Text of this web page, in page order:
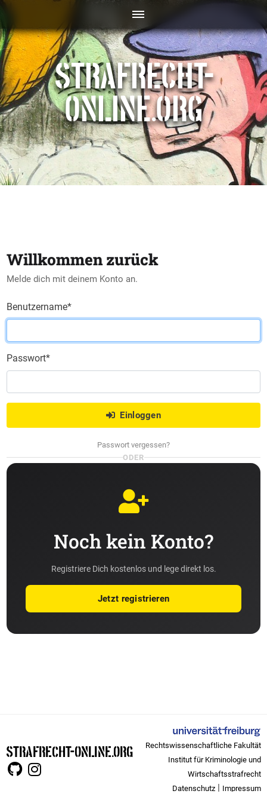
STRAFRECHT-
ONLINE.ORG
Willkommen zurück
Melde dich mit deinem Konto an.
Benutzername*
Passwort*
Einloggen
Passwort vergessen?
ODER
Noch kein Konto?
Registriere Dich kostenlos und lege direkt los.
Jetzt registrieren
STRAFRECHT-ONLINE.ORG
Rechtswissenschaftliche Fakultät
Institut für Kriminologie und
Wirtschaftsstrafrecht
Datenschutz | Impressum